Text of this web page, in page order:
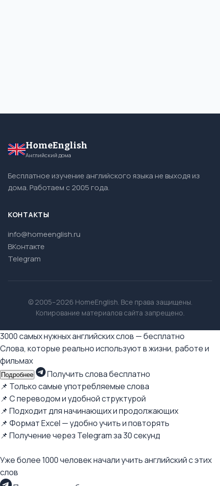
HomeEnglish
Английский дома
Бесплатное изучение английского языка не выходя из
дома. Работаем с 2005 года.
КОНТАКТЫ
info@homeenglish.ru
ВКонтакте
Telegram
© 2005–2026 HomeEnglish. Все права защищены.
Копирование материалов сайта запрещено.
3000 самых нужных английских слов — бесплатно
Слова, которые реально используют в жизни, работе и
фильмах
Подробнее
Получить слова бесплатно
📌 Только самые употребляемые слова
📌 С переводом и удобной структурой
📌 Подходит для начинающих и продолжающих
📌 Формат Excel — удобно учить и повторять
📌 Получение через Telegram за 30 секунд
Уже более 1000 человек начали учить английский с этих
слов